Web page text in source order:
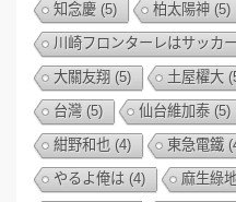
知念慶 (5) 柏太陽神 (5)
川崎フロンターレはサッカ
大關友翔 (5) 土屋櫂大
台灣 (5) 仙台維加泰 (5)
紺野和也 (4) 東急電鐵
やるよ俺は (4) 麻生綠